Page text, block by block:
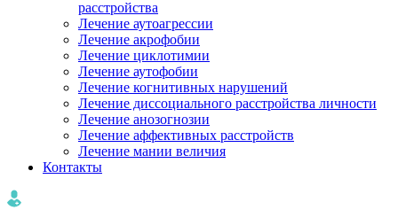
расстройства
Лечение аутоагрессии
Лечение акрофобии
Лечение циклотимии
Лечение аутофобии
Лечение когнитивных нарушений
Лечение диссоциального расстройства личности
Лечение анозогнозии
Лечение аффективных расстройств
Лечение мании величия
Контакты